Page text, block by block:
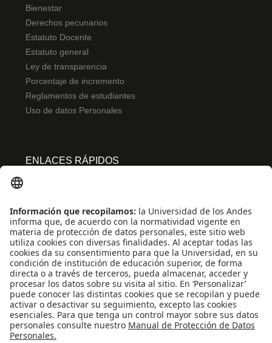
Bienestar
Derechos pecunarios
Estatuto Docente
Estatuto general
Ley de transparencia
Porcentaje de incremento
Reglamentos de estudiantes
Uso de datos Personales
ENLACES RÁPIDOS
Convivencia y transparencia
Emergencias: Extensión 0000
Eventos destacados
Mapa del Sitio
Multimedia
Noticias
Preguntas frecuentes